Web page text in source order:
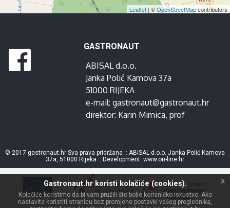
Leaflet | ©OpenStreetMapcontributors
GASTRONAUT
ABISAL d.o.o.
Janka Polić Kamova 37a
51000 RIJEKA
e-mail: gastronaut@gastronaut.hr
direktor: Karin Mimica, prof
© 2017 gastronaut.hr Sva prava pridržana :: ABISAL d.o.o. Janka Polić Kamova
37a, 51000 Rijeka :: Development: www.on-line.hr
Gastronaut.hr koristi kolačiće (cookies).
Kolačiće koristimo da bi vam pružili što bolje korisničko iskustvo. Ako
nastavite koristiti stranicu bez promjene postavki vašeg preglednika,
x